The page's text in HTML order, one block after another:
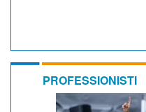
PROFESSIONISTI